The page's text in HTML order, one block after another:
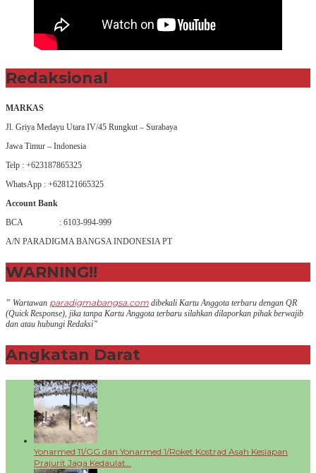
Redaksional
MARKAS
Jl. Griya Medayu Utara IV/45 Rungkut – Surabaya
Jawa Timur – Indonesia
Telp : +623187865325
WhatsApp : +628121665325
Account Bank
BCA : 6103-994-999
A/N PARADIGMA BANGSA INDONESIA PT
WARNING!!
” Wartawan paradigmabangsa.com dibekali Kartu Anggota terbaru dengan QR
(Quick Response), jika tanpa Kartu Anggota terbaru silahkan dilaporkan pihak berwajib
dan atau hubungi Redaksi”
Angkatan Darat
Yonarmed 11/GG dan Yonarmed 1/Roket Kostrad Asah Kesiapan
Prajurit Jaga Kedaulat…